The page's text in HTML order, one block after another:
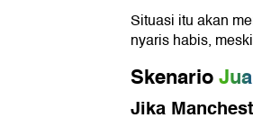
Situasi itu akan
nyaris habis,
Skenario
Jika